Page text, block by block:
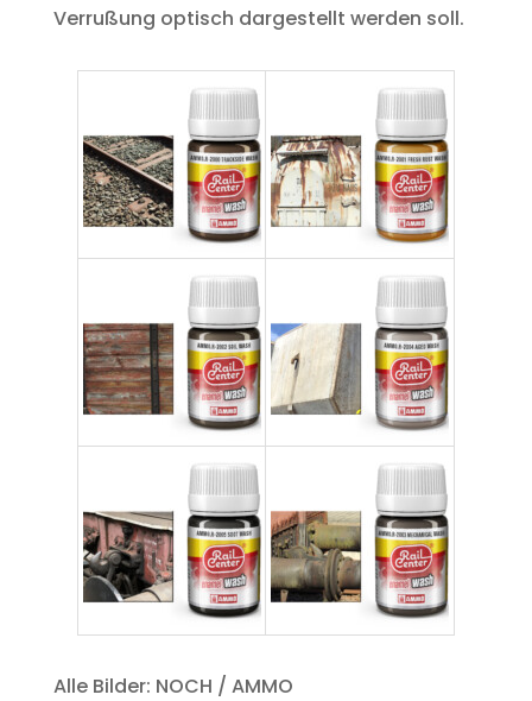
Verrußung optisch dargestellt werden soll.
Alle Bilder: NOCH / AMMO